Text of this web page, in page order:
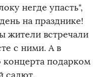
негде упасть",
на празднике!
жители встречали
с ними. А в
концерта подарком